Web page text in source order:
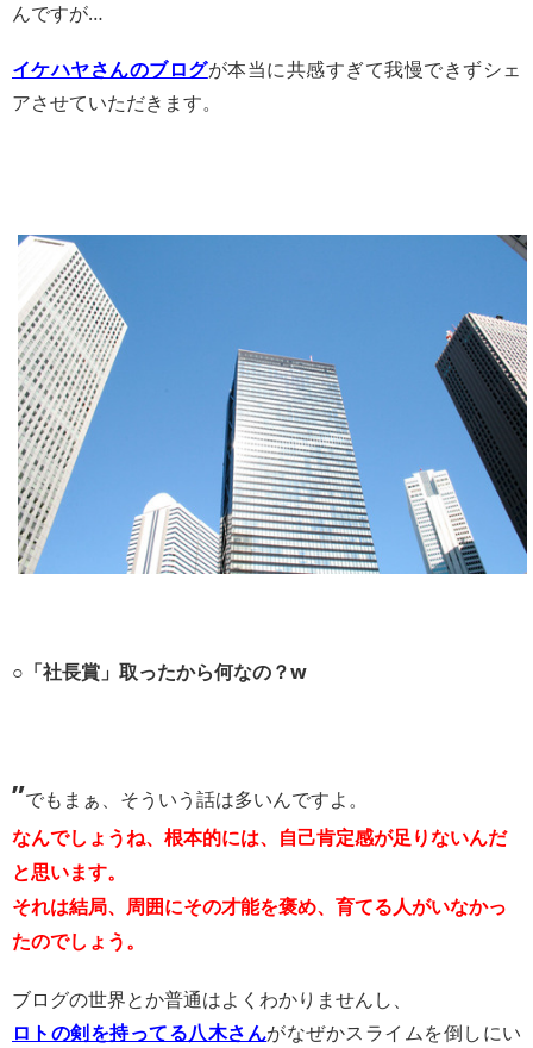
んですが…
イケハヤさんのブログが本当に共感すぎて我慢できずシェ
アさせていただきます。
○「社長賞」取ったから何なの？w
”でもまぁ、そういう話は多いんですよ。
なんでしょうね、根本的には、自己肯定感が足りないんだ
と思います。
それは結局、周囲にその才能を褒め、育てる人がいなかっ
たのでしょう。
ブログの世界とか普通はよくわかりませんし、
ロトの剣を持ってる八木さんがなぜかスライムを倒しにい